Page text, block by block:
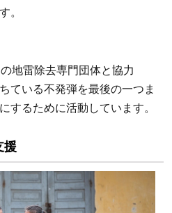
。
地雷除去専門団体と協力
ている不発弾を最後の一つま
するために活動しています。
援